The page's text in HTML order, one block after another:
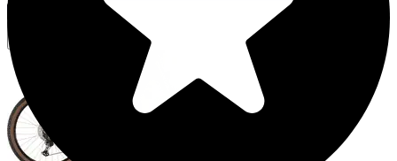
Bekijk